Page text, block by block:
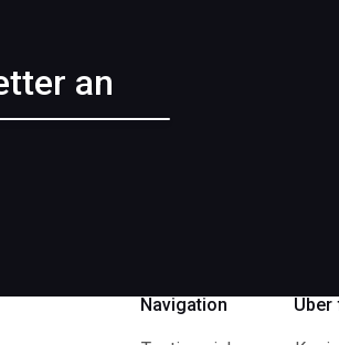
an
Navigation Über